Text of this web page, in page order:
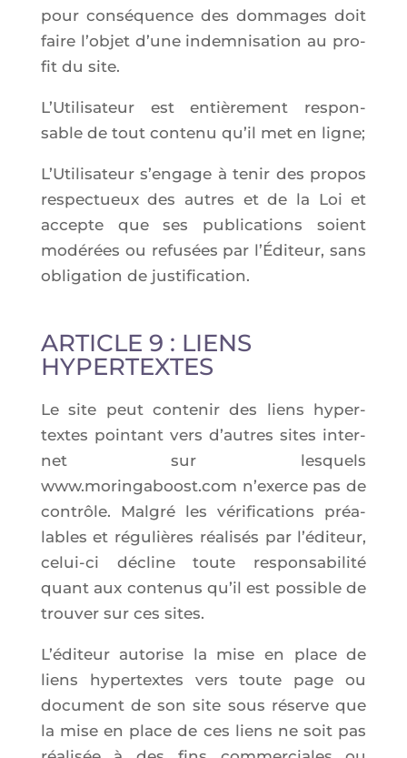
pour consé­quence des dom­mages doit
faire l’ob­jet d’une indem­ni­sa­tion au pro­
fit du site.
L’Utilisateur est entiè­re­ment res­pon­
sable de tout conte­nu qu’il met en ligne;
L’U­ti­li­sa­teur s’engage à tenir des pro­pos
res­pec­tueux des autres et de la Loi et
accepte que ses publi­ca­tions soient
modé­rées ou refu­sées par l’Éditeur, sans
obli­ga­tion de justification.
ARTICLE 9 : LIENS
HYPERTEXTES
Le site peut conte­nir des liens hyper­
textes poin­tant vers d’autres sites inter­
net sur les­quels
www.moringaboost.com n’exerce pas de
contrôle. Mal­gré les véri­fi­ca­tions préa­
lables et régu­lières réa­li­sés par l’é­di­teur,
celui-ci décline toute res­pon­sa­bi­li­té
quant aux conte­nus qu’il est pos­sible de
trou­ver sur ces sites.
L’é­di­teur auto­rise la mise en place de
liens hyper­textes vers toute page ou
docu­ment de son site sous réserve que
la mise en place de ces liens ne soit pas